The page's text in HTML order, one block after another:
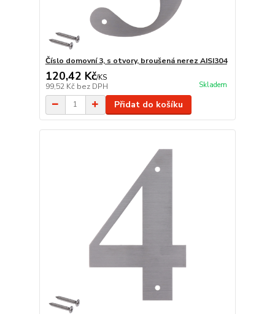
Číslo domovní 3, s otvory, broušená nerez AISI304
120,42 Kč/KS
99,52 Kč bez DPH Skladem
Přidat do košíku